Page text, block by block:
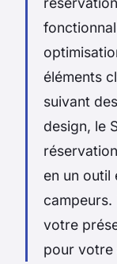
éléments
suivant
design, le
en un outil
votre
pour votre